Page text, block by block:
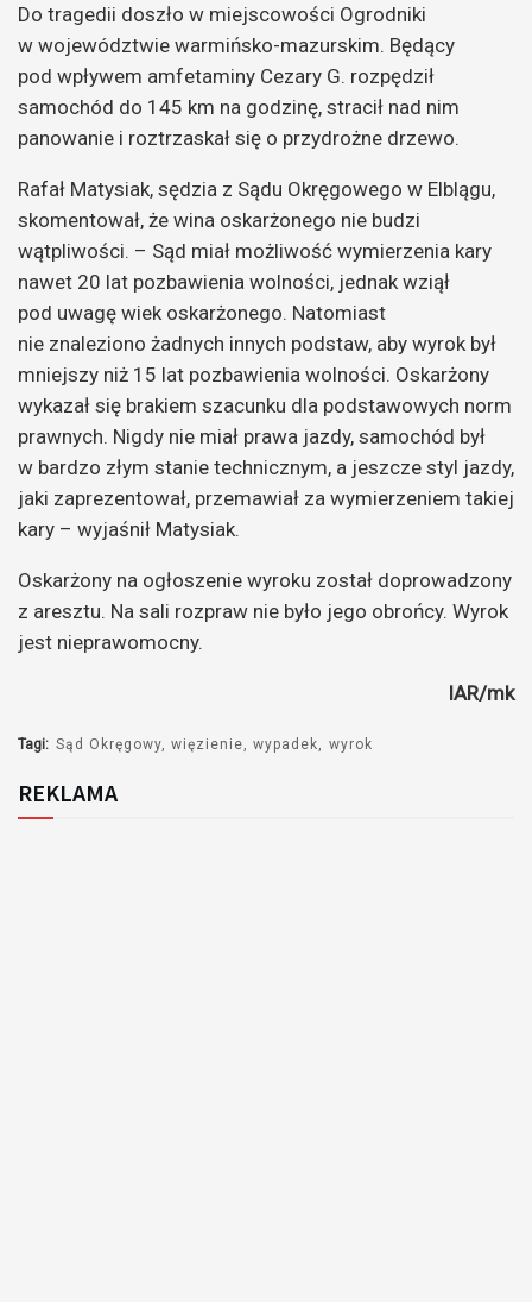
Do tragedii doszło w miejscowości Ogrodniki
w województwie warmińsko-mazurskim. Będący
pod wpływem amfetaminy Cezary G. rozpędził
samochód do 145 km na godzinę, stracił nad nim
panowanie i roztrzaskał się o przydrożne drzewo.
Rafał Matysiak, sędzia z Sądu Okręgowego w Elblągu,
skomentował, że wina oskarżonego nie budzi
wątpliwości. – Sąd miał możliwość wymierzenia kary
nawet 20 lat pozbawienia wolności, jednak wziął
pod uwagę wiek oskarżonego. Natomiast
nie znaleziono żadnych innych podstaw, aby wyrok był
mniejszy niż 15 lat pozbawienia wolności. Oskarżony
wykazał się brakiem szacunku dla podstawowych norm
prawnych. Nigdy nie miał prawa jazdy, samochód był
w bardzo złym stanie technicznym, a jeszcze styl jazdy,
jaki zaprezentował, przemawiał za wymierzeniem takiej
kary – wyjaśnił Matysiak.
Oskarżony na ogłoszenie wyroku został doprowadzony
z aresztu. Na sali rozpraw nie było jego obrońcy. Wyrok
jest nieprawomocny.
IAR/mk
Tagi: Sąd Okręgowy więzienie wypadek wyrok
REKLAMA